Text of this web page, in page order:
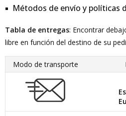
Métodos de envío y políticas
Tabla de entregas: Encontrar
libre en función del destino de su
Modo de transporte